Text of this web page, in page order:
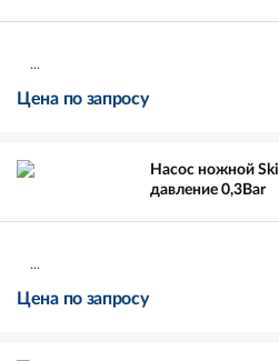
...
Цена по запросу
Насос ножной
давление 0,3Bar
...
Цена по запросу